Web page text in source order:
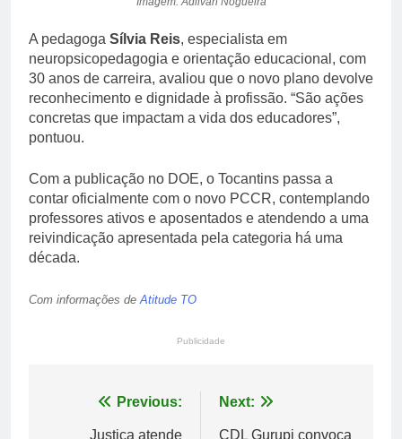
A pedagoga Sílvia Reis, especialista em
neuropsicopedagogia e orientação educacional, com
30 anos de carreira, avaliou que o novo plano devolve
reconhecimento e dignidade à profissão. “São ações
concretas que impactam a vida dos educadores”,
pontuou.
Com a publicação no DOE, o Tocantins passa a
contar oficialmente com o novo PCCR, contemplando
professores ativos e aposentados e atendendo a uma
reivindicação apresentada pela categoria há uma
década.
Com informações de Atitude TO
Publicidade
Navegação
Previous:
Justiça atende
Next:
CDL Gurupi convoca